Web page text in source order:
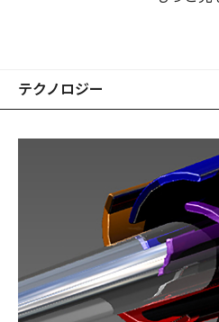
実現。ターゲットとルアーがあ
ティングの世界に、「ダイレク
テクノロジー